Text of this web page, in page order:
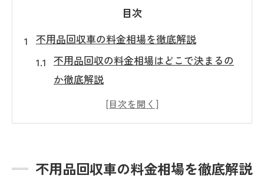
目次
不用品回収車の料金相場を徹底解説
不用品回収の料金相場はどこで決まるの
か徹底解説
不用品回収車の基本料金と追加費用の内
訳を知る
を押さえる
不用品回収車の料金が変動する要因を具
不用品回収車の料金相場を徹底解説